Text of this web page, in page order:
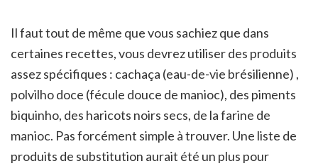
Il faut tout de même que vous sachiez que dans
certaines recettes, vous devrez utiliser des produits
assez spécifiques : cachaça (eau-de-vie brésilienne) ,
polvilho doce (fécule douce de manioc), des piments
biquinho, des haricots noirs secs, de la farine de
manioc. Pas forcément simple à trouver. Une liste de
produits de substitution aurait été un plus pour